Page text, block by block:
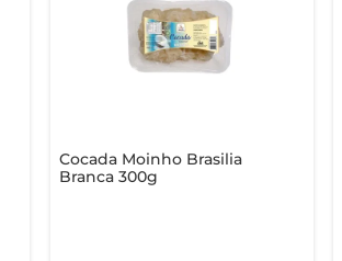
Cocada Moinho Brasilia
Branca 300g